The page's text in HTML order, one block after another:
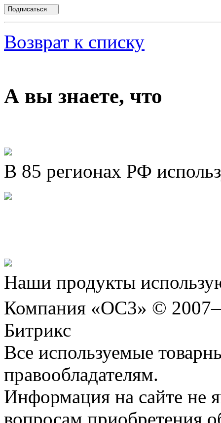
Подписаться
Возврат к списку
А вы знаете, что
В 85 регионах РФ
Наши продукты
Компания «ОС3» ©
Битрикс
Все используемые
правообладателям.
Информация на сайте не
вопросам приобретения